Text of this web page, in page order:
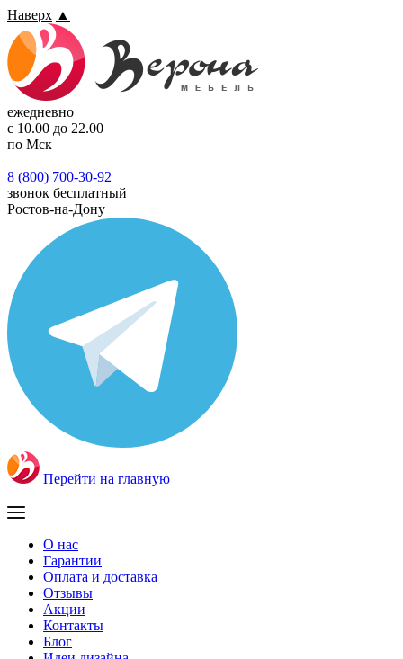
Наверх ▲
ежедневно
с 10.00 до 22.00
по Мск
8 (800) 700-30-92
звонок бесплатный
Ростов-на-Дону
Перейти на главную
О нас
Гарантии
Оплата и доставка
Отзывы
Акции
Контакты
Блог